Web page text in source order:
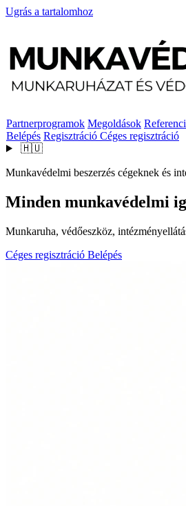
Ugrás a tartalomhoz
Partnerprogramok Megoldások
Belépés Regisztráció Céges regisztráció
🇭🇺
Munkavédelmi beszerzés cégeknek és
Minden munkavédelmi
Munkaruha, védőeszköz,
Céges regisztráció Belépés